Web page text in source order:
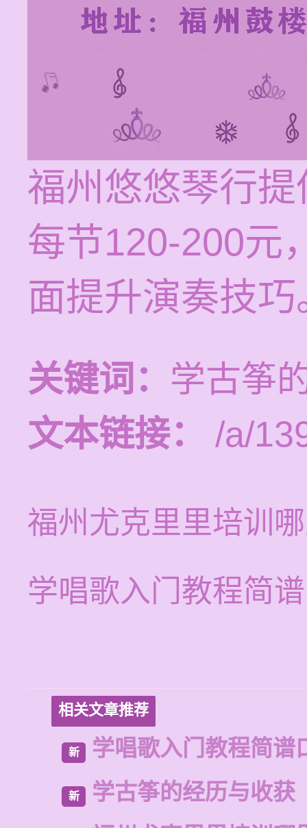
福州悠悠琴行
每节120-200元
面提升演奏技巧
关键词： 学古筝
文本链接：
/a/
福州尤克里里培训
学唱歌入门教程简
相关文章推荐
新 学唱歌入门教程简谱
新
学古筝的经历与收获